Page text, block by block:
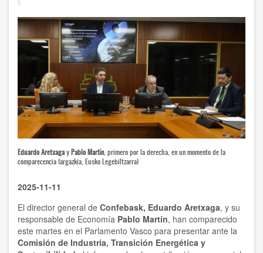
Eduardo AretxagayPablo Martín, primero por la derecha, en un momento de la
comparecencia (argazkia, Eusko Legebiltzarra)
2025-11-11
El director general de Confebask, Eduardo Aretxaga, y su
responsable de Economía Pablo Martín, han comparecido
este martes en el Parlamento Vasco para presentar ante la
Comisión de Industria, Transición Energética y